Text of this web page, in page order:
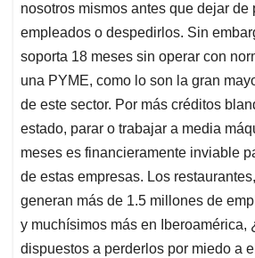
nosotros mismos antes que dejar de
empleados o despedirlos. Sin
soporta 18 meses sin operar con
una PYME, como lo son la gran
de este sector. Por más créditos
estado, parar o trabajar a media
meses es financieramente inviable
de estas empresas. Los
generan más de 1.5 millones de
y muchísimos más en Iberoamérica,
dispuestos a perderlos por miedo a